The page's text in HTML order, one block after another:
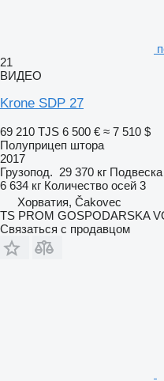
21
ВИДЕО
Krone SDP 27
69 210 TJS 6 500 € ≈ 7 510 $
Полуприцеп штора
2017
Грузопод. 29 370 кг Подвеска
6 634 кг Количество осей 3
Хорватия, Čakovec
TS PROM GOSPODARSKA
Связаться с продавцом